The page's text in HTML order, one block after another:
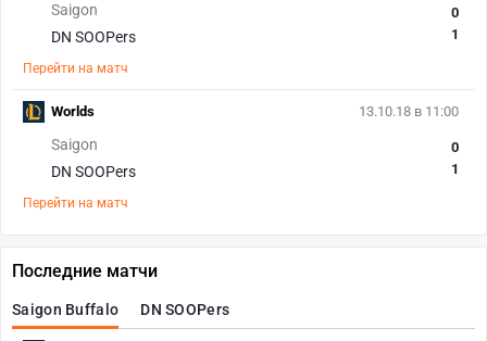
Saigon
DN SOOPers
0
1
Перейти на матч
13.10.18 в 11:00
Saigon
DN SOOPers
0
1
Перейти на матч
Worlds
Последние матчи
Saigon Buffalo DN SOOPers